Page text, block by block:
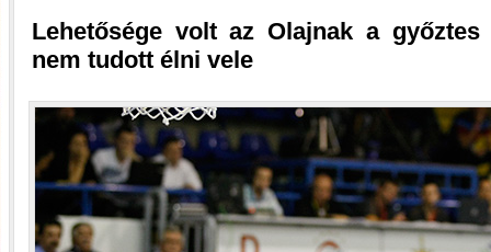
Lehetősége volt az Olajnak a
nem tudott élni vele